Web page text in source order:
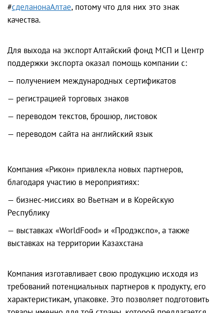
#сделанонаАлтае, потому что для них это знак
качества.
Для выхода на экспорт Алтайский фонд МСП и Центр
поддержки экспорта оказал помощь компании с:
— получением международных сертификатов
— регистрацией торговых знаков
— переводом текстов, брошюр, листовок
— переводом сайта на английский язык
Компания «Рикон» привлекла новых партнеров,
благодаря участию в мероприятиях:
— бизнес-миссиях во Вьетнам и в Корейскую
Республику
— выставках «WorldFood» и «Продэкспо», а также
выставках на территории Казахстана
Компания изготавливает свою продукцию исходя из
требований потенциальных партнеров к продукту, его
характеристикам, упаковке. Это позволяет подготовить